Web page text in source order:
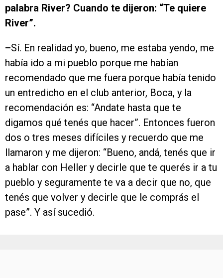
palabra River? Cuando te dijeron: “Te quiere
River”.
–Sí. En realidad yo, bueno, me estaba yendo, me
había ido a mi pueblo porque me habían
recomendado que me fuera porque había tenido
un entredicho en el club anterior, Boca, y la
recomendación es: “Andate hasta que te
digamos qué tenés que hacer”. Entonces fueron
dos o tres meses difíciles y recuerdo que me
llamaron y me dijeron: “Bueno, andá, tenés que ir
a hablar con Heller y decirle que te querés ir a tu
pueblo y seguramente te va a decir que no, que
tenés que volver y decirle que le comprás el
pase”. Y así sucedió.